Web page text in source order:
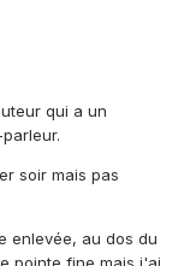
qui a un
soir mais pas
enlevée, au dos du